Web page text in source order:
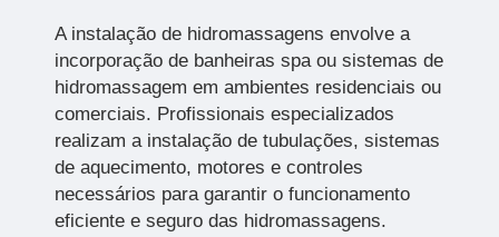
A instalação de hidromassagens envolve a
incorporação de banheiras spa ou sistemas de
hidromassagem em ambientes residenciais ou
comerciais. Profissionais especializados
realizam a instalação de tubulações, sistemas
de aquecimento, motores e controles
necessários para garantir o funcionamento
eficiente e seguro das hidromassagens.